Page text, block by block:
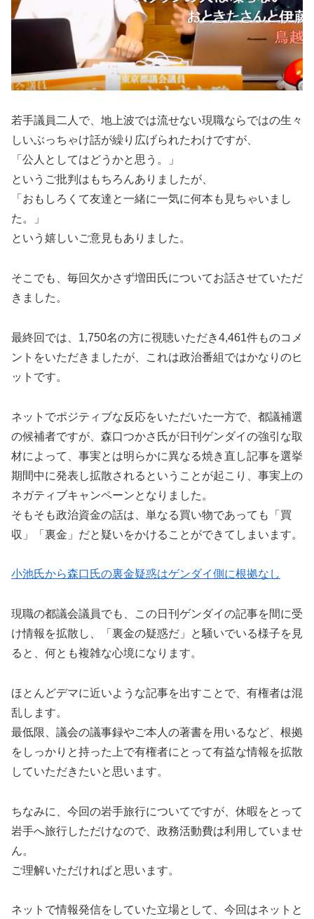
若手議員二人で、地上波では流せない現職ならではの生々
しいぶっちゃけ話が繰り広げられたわけですが、
「公人としてはどうかと思う。」
というご批判はもちろんありましたが、
「おもしろくて友達と一緒に一気に何本も見ちゃいまし
た。」
という嬉しいご意見もありました。
そこでも、毎回欠かさず増田氏についてお話させていただ
きました。
最終回では、1,750名の方に視聴いただき4,461件ものコメ
ントをいただきましたが、これは政治番組ではかなりのヒ
ットです。
ネットでポジティブな反応をいただいた一方で、都議補選
の候補者ですが、森口つかさ氏が日刊ゲンダイの強引な取
材によって、事実とは明らかに異なる焼き直し記事を選挙
期間中に発表し拡散されるということが起こり、事実上の
ネガティブキャンペーンとなりました。
そもそも政治資金の話は、単なる買い物であっても「買
収」「裏金」だと疑いをかけることができてしまいます。
小池氏から森口氏の裏金疑惑はゲンダイ側に根拠なし
現職の都議会議員でも、この日刊ゲンダイの記事を間に受
け情報を拡散し、「裏金の疑惑だ」と騒いでいる様子を見
ると、何とも複雑な心境になります。
ほとんどデマに近いような記事を出すことで、有権者は混
乱します。
最低限、議会の議事録やご本人の著書を用いるなど、根拠
をしっかりと持った上で有権者にとって有益な情報を拡散
していただきたいと思います。
ちなみに、今回の岩手旅行についてですが、休暇をとって
岩手へ旅行しただけなので、政務活動費は利用していませ
ん。
ご理解いただければと思います。
ネットで情報発信をしていた立場として、今回はネットと